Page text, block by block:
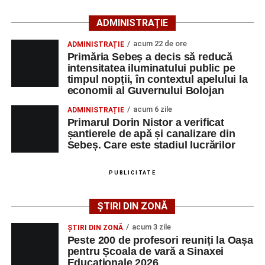
Primăria Sebeș a decis să reducă intensitatea
iluminatului public pe timpul nopții, în contextul
apelului la economii al Guvernului Bolojan
Duminică, 23 august 2026, Râpa Roșie găzduiește
cea de-a III-a ediție a concursului „CicloAventurier
de Sebeș”
Primul concert din cadrul String Symphonic Camp
2026 a adus emoție și aplauze la Sebeș
au venit la Sebeș și au susținut un recital apreciat de
tinerilor muzicieni și munca depusă în cadrul taberei, iar
spectatorii au răsplătit prestațiile cu aplauze îndelungate.
ADMINISTRAȚIE
ADMINISTRAȚIE acum 22 de ore
Primăria Sebeș a decis să reducă
intensitatea iluminatului public pe
timpul nopții, în contextul apelului la
economii al Guvernului Bolojan
ADMINISTRAȚIE acum 6 zile
Primarul Dorin Nistor a verificat
șantierele de apă și canalizare din
Sebeș. Care este stadiul lucrărilor
PUBLICITATE
ȘTIRI DIN ZONĂ
ȘTIRI DIN ZONĂ acum 3 zile
Peste 200 de profesori reuniți la Oașa
pentru Școala de vară a Sinaxei
Educaționale 2026